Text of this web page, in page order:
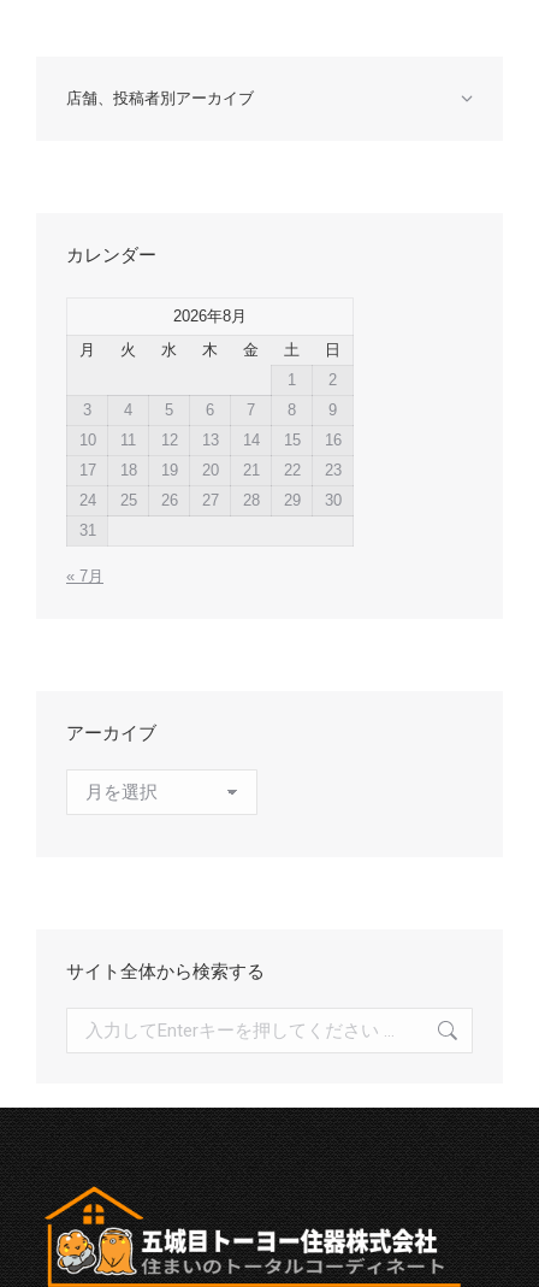
店舗、投稿者別アーカイブ
カレンダー
2026年8月
月
火 水 木 金 土
日
1
2
3
4 5 6 7 8
9
10
11 12 13 14 15
16
17
18 19 20 21 22
23
24
25 26 27 28 29
30
31
« 7月
アーカイブ
サイト全体から検索する